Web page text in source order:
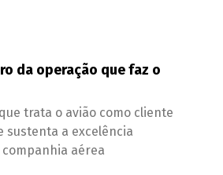
da operação que faz o
trata o avião como cliente
sustenta a excelência
aérea